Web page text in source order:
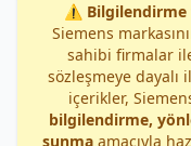
⚠️ Bilgilendirme
Siemens
sahibi firmalar
sözleşmeye
içerikler,
bilgilendirme,
sunmaamacıyla